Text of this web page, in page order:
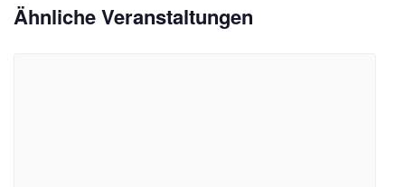
Ähnliche Veranstaltungen